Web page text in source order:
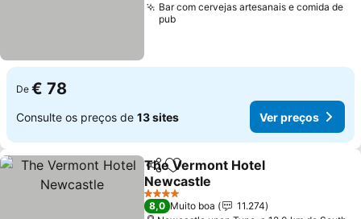
Bar com cervejas artesanais e comida de
pub
De € 78
Consulte os preços de 13 sites Ver preços
PartilharAdicionar aos favoritos
The Vermont Hotel
Newcastle
Ver preços
4 Estrelas
8,0 Muito boa
11.274